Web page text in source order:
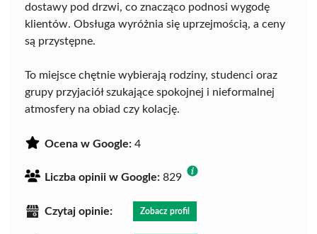
dostawy pod drzwi, co znacząco podnosi wygodę
klientów. Obsługa wyróżnia się uprzejmością, a ceny
są przystępne.
To miejsce chętnie wybierają rodziny, studenci oraz
grupy przyjaciół szukające spokojnej i nieformalnej
atmosfery na obiad czy kolację.
Ocena w Google: 4
Liczba opinii w Google: 829
Czytaj opinie: Zobacz profil